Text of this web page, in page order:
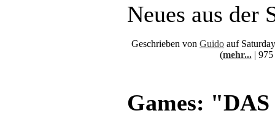
Neues aus der
Geschrieben von Guido auf
(mehr...| 975
Games: "DAS